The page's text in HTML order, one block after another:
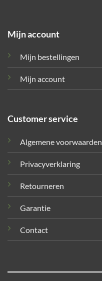
Mijn account
Mijn bestellingen
Mijn account
Customer service
Algemene voorwaarden
Privacyverklaring
Retourneren
Garantie
Contact